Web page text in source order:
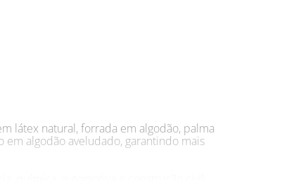
látex natural, forrada em algodão, palma
algodão aveludado, garantindo mais